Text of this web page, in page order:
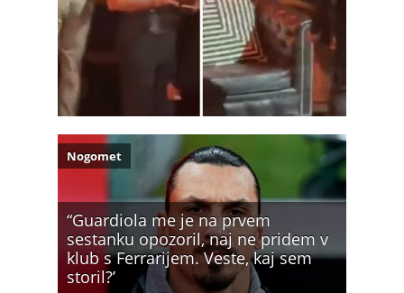
“Guardiola me je na prvem
sestanku opozoril, naj ne pridem v
klub s Ferrarijem. Veste, kaj sem
storil?’
Nogomet